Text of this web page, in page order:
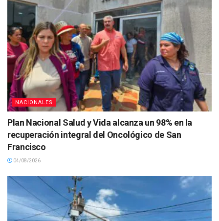
NACIONALES
Plan Nacional Salud y Vida alcanza un 98% en la
recuperación integral del Oncológico de San
Francisco
04/08/2026